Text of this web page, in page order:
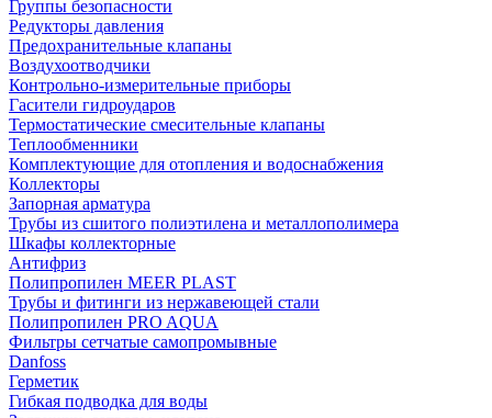
Группы безопасности
Редукторы давления
Предохранительные клапаны
Воздухоотводчики
Контрольно-измерительные приборы
Гасители гидроударов
Термостатические смесительные клапаны
Теплообменники
Комплектующие для отопления и водоснабжения
Коллекторы
Запорная арматура
Трубы из сшитого полиэтилена и металлополимера
Шкафы коллекторные
Антифриз
Полипропилен MEER PLAST
Трубы и фитинги из нержавеющей стали
Полипропилен PRO AQUA
Фильтры сетчатые самопромывные
Danfoss
Герметик
Гибкая подводка для воды